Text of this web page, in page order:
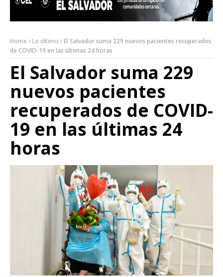
Home Lo último
El Salvador suma 229 nuevos pacientes recuperados
de COVID-19 en las últimas 24 horas
El Salvador suma 229
nuevos pacientes
recuperados de COVID-
19 en las últimas 24
horas